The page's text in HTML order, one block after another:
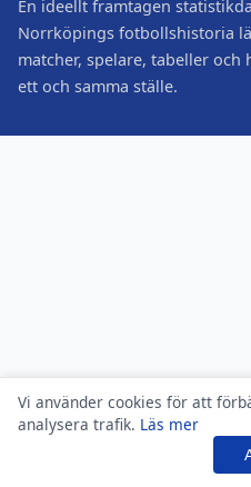
Vi använder cookies för att
analysera trafik. Läs mer
En ideellt framtagen
Norrköpings fotbollshistoria
matcher, spelare, tabeller
ett och samma ställe.